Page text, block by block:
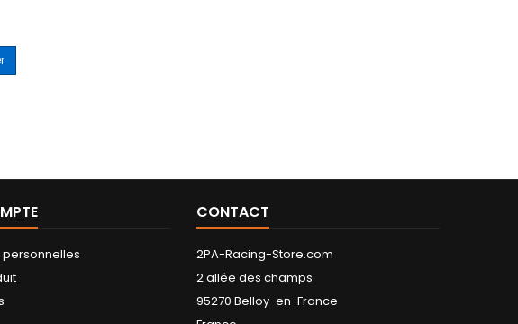
CONTACT
2PA-Racing-Store.com
2 allée des champs
95270 Belloy-en-France